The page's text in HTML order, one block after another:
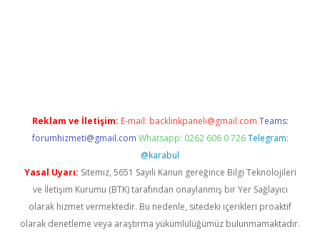
Reklam ve İletişim: E-mail: backlinkpaneli@gmail.com Teams:
forumhizmeti@gmail.com Whatsapp: 0262 606 0 726 Telegram:
@karabul
Yasal Uyarı: Sitemiz, 5651 Sayılı Kanun gereğince Bilgi Teknolojileri
ve İletişim Kurumu (BTK) tarafından onaylanmış bir Yer Sağlayıcı
olarak hizmet vermektedir. Bu nedenle, sitedeki içerikleri proaktif
olarak denetleme veya araştırma yükümlülüğümüz bulunmamaktadır.